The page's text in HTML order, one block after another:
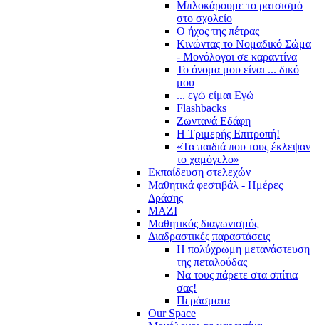
Μπλοκάρουμε το ρατσισμό
στο σχολείο
Ο ήχος της πέτρας
Κινώντας το Νομαδικό Σώμα
- Μονόλογοι σε καραντίνα
Το όνομα μου είναι ... δικό
μου
... εγώ είμαι Εγώ
Flashbacks
Ζωντανά Εδάφη
Η Τριμερής Επιτροπή!
«Τα παιδιά που τους έκλεψαν
το χαμόγελο»
Εκπαίδευση στελεχών
Μαθητικά φεστιβάλ - Ημέρες
Δράσης
ΜΑΖΙ
Μαθητικός διαγωνισμός
Διαδραστικές παραστάσεις
Η πολύχρωμη μετανάστευση
της πεταλούδας
Να τους πάρετε στα σπίτια
σας!
Περάσματα
Our Space